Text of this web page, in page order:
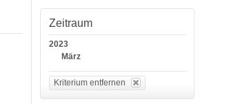
Zeitraum
2023
März
Kriterium entfernen